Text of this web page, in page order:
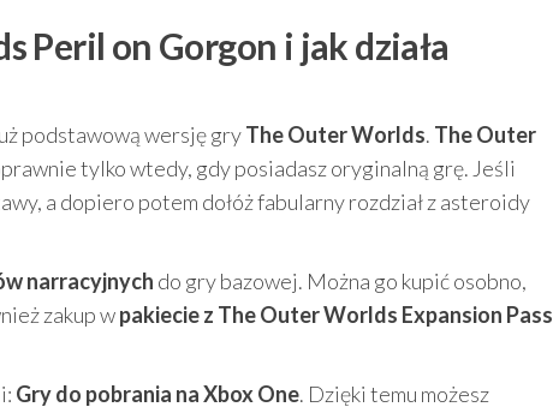
Peril on Gorgon i jak działa
podstawową wersję gryThe Outer Worlds. The Outer
tylko wtedy, gdy posiadasz oryginalną grę. Jeśli
a dopiero potem dołóż fabularny rozdział z asteroidy
narracyjnych do gry bazowej. Można go kupić osobno,
zakup wpakiecie z The Outer Worlds Expansion Pass
Gry do pobrania na Xbox One. Dzięki temu możesz